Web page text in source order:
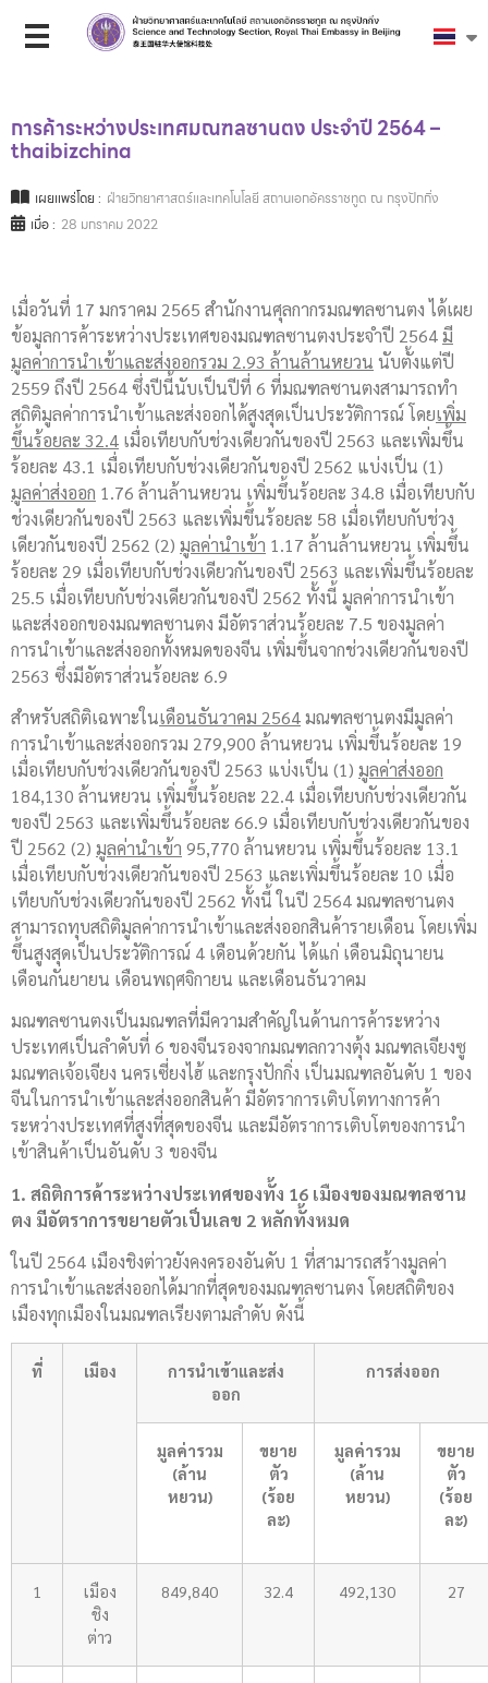
การค้าระหว่างประเทศมณฑลซานตง ประจำปี 2564 –
thaibizchina
เผยแพร่โดย : ฝ่ายวิทยาศาสตร์และเทคโนโลยี สถานเอกอัครราชทูต ณ กรุงปักกิ่ง
เมื่อ : 28 มกราคม 2022
เมื่อวันที่ 17 มกราคม 2565 สำนักงานศุลกากรมณฑลซานตง ได้เผย
ข้อมูลการค้าระหว่างประเทศของมณฑลซานตงประจำปี 2564มี
มูลค่าการนำเข้าและส่งออกรวม 2.93 ล้านล้านหยวน นับตั้งแต่ปี
2559 ถึงปี 2564 ซึ่งปีนี้นับเป็นปีที่ 6 ที่มณฑลซานตงสามารถทำ
สถิติมูลค่าการนำเข้าและส่งออกได้สูงสุดเป็นประวัติการณ์ โดยเพิ่ม
ขึ้นร้อยละ 32.4 เมื่อเทียบกับช่วงเดียวกันของปี 2563 และเพิ่มขึ้น
ร้อยละ 43.1 เมื่อเทียบกับช่วงเดียวกันของปี 2562 แบ่งเป็น (1)
มูลค่าส่งออก 1.76 ล้านล้านหยวน เพิ่มขึ้นร้อยละ 34.8 เมื่อเทียบกับ
ช่วงเดียวกันของปี 2563 และเพิ่มขึ้นร้อยละ 58 เมื่อเทียบกับช่วง
เดียวกันของปี 2562 (2) มูลค่านำเข้า 1.17 ล้านล้านหยวน เพิ่มขึ้น
ร้อยละ 29 เมื่อเทียบกับช่วงเดียวกันของปี 2563 และเพิ่มขึ้นร้อยละ
25.5 เมื่อเทียบกับช่วงเดียวกันของปี 2562 ทั้งนี้ มูลค่าการนำเข้า
และส่งออกของมณฑลซานตง มีอัตราส่วนร้อยละ 7.5 ของมูลค่า
การนำเข้าและส่งออกทั้งหมดของจีน เพิ่มขึ้นจากช่วงเดียวกันของปี
2563 ซึ่งมีอัตราส่วนร้อยละ 6.9
สำหรับสถิติเฉพาะในเดือนธันวาคม 2564มณฑลซานตงมีมูลค่า
การนำเข้าและส่งออกรวม 279,900 ล้านหยวน เพิ่มขึ้นร้อยละ 19
เมื่อเทียบกับช่วงเดียวกันของปี 2563 แบ่งเป็น (1) มูลค่าส่งออก
184,130 ล้านหยวน เพิ่มขึ้นร้อยละ 22.4 เมื่อเทียบกับช่วงเดียวกัน
ของปี 2563 และเพิ่มขึ้นร้อยละ 66.9 เมื่อเทียบกับช่วงเดียวกันของ
ปี 2562 (2) มูลค่านำเข้า 95,770 ล้านหยวน เพิ่มขึ้นร้อยละ 13.1
เมื่อเทียบกับช่วงเดียวกันของปี 2563 และเพิ่มขึ้นร้อยละ 10 เมื่อ
เทียบกับช่วงเดียวกันของปี 2562 ทั้งนี้ ในปี 2564 มณฑลซานตง
สามารถทุบสถิติมูลค่าการนำเข้าและส่งออกสินค้ารายเดือน โดยเพิ่ม
ขึ้นสูงสุดเป็นประวัติการณ์ 4 เดือนด้วยกัน ได้แก่ เดือนมิถุนายน
เดือนกันยายน เดือนพฤศจิกายน และเดือนธันวาคม
มณฑลซานตงเป็นมณฑลที่มีความสำคัญในด้านการค้าระหว่าง
ประเทศเป็นลำดับที่ 6 ของจีนรองจากมณฑลกวางตุ้ง มณฑลเจียงซู
มณฑลเจ้อเจียง นครเซี่ยงไฮ้ และกรุงปักกิ่ง เป็นมณฑลอันดับ 1 ของ
จีนในการนำเข้าและส่งออกสินค้า มีอัตราการเติบโตทางการค้า
ระหว่างประเทศที่สูงที่สุดของจีน และมีอัตราการเติบโตของการนำ
เข้าสินค้าเป็นอันดับ 3 ของจีน
1. สถิติการค้าระหว่างประเทศของทั้ง 16 เมืองของมณฑลซาน
ตง มีอัตราการขยายตัวเป็นเลข 2 หลักทั้งหมด
ในปี 2564 เมืองชิงต่าวยังคงครองอันดับ 1 ที่สามารถสร้างมูลค่า
การนำเข้าและส่งออกได้มากที่สุดของมณฑลซานตง โดยสถิติของ
เมืองทุกเมืองในมณฑลเรียงตามลำดับ ดังนี้
ที่ เมือง
การนำเข้าและส่ง
ออก
การส่งออก
มูลค่ารวม
(ล้าน
หยวน)
ขยาย
ตัว
(ร้อย
ละ)
มูลค่ารวม
(ล้าน
หยวน)
ขยาย
ตัว
(ร้อย
ละ)
1
เมือง
ชิง
ต่าว
849,840 32.4 492,130 27